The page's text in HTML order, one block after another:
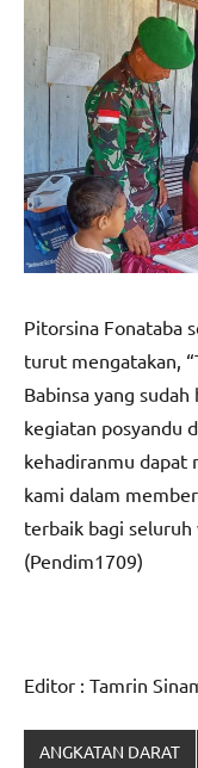
Pitorsina Fonataba
turut mengatakan,
Babinsa yang
kegiatan posyandu
kehadiranmu dapat
kami dalam
terbaik bagi seluruh
(Pendim1709)
Editor : Tamrin
ANGKATAN DARAT